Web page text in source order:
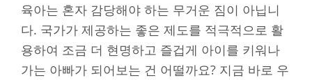
육아는 혼자 감당해야 하는 무거운 짐이 아닙니
다. 국가가 제공하는 좋은 제도를 적극적으로 활
용하여 조금 더 현명하고 즐겁게 아이를 키워나
가는 아빠가 되어보는 건 어떨까요? 지금 바로 우